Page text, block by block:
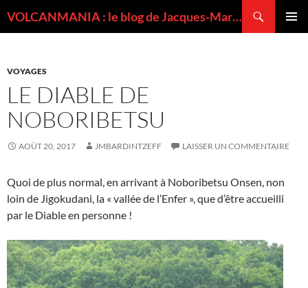
VOLCANMANIA : le blog de Jacques-Marie BARDINTZEFF, volcanologue
VOYAGES
LE DIABLE DE
NOBORIBETSU
AOÛT 20, 2017 JMBARDINTZEFF LAISSER UN COMMENTAIRE
Quoi de plus normal, en arrivant à Noboribetsu Onsen, non
loin de Jigokudani, la « vallée de l’Enfer », que d’être accueilli
par le Diable en personne !